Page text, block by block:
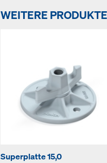
WEITERE PRODUKTE
Superplatte 15,0